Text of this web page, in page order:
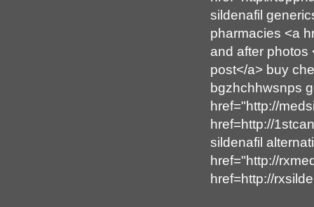
sildenafil
pharmacies <a
and after photos
post</a> buy
bgzhchhwsnps
href="http://
href=http://
sildenafil
href="http://
href=http://